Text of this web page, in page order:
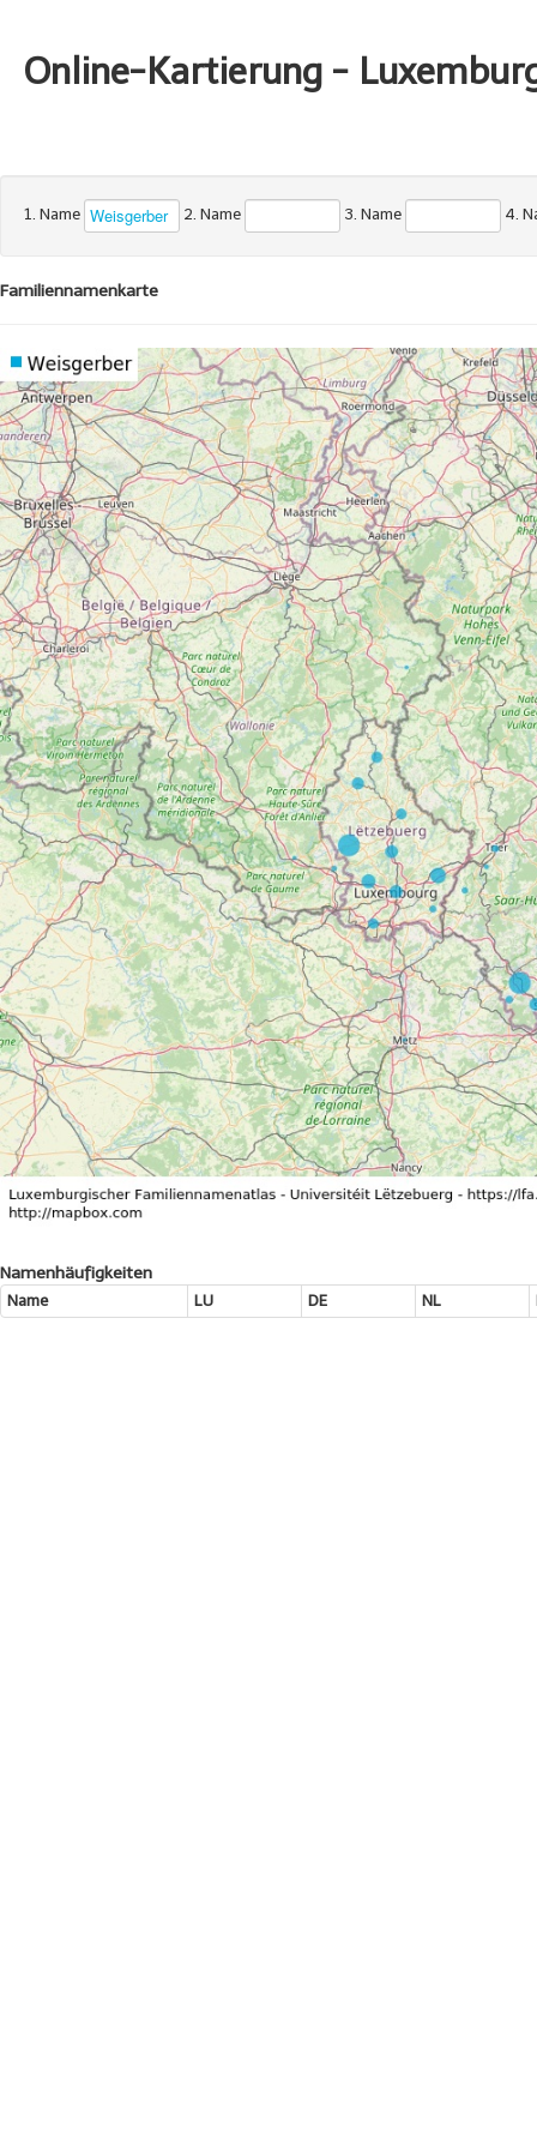
Online-Kartierung -
1. Name 2. Name 3. Name 4.
Familiennamenkarte
Namenhäufigkeiten
Name LU DE NL